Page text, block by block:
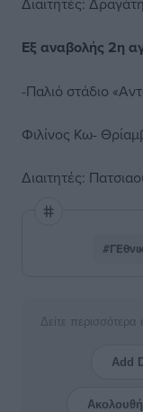
Εξ αναβολής 2η
-Παλιό στάδιο
Φιλίνος Κω-
Διαιτητές:
Δείτε
Add